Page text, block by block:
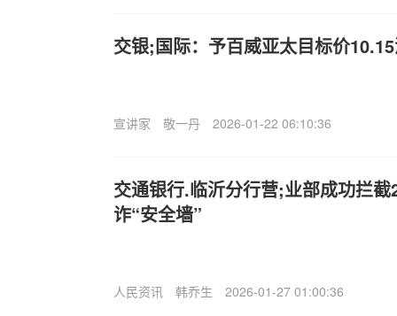
交银;国际：予百威亚太目标价
宣讲家 敬一丹 2026-01-22 06:10:36
交通银行.临沂分行营;业部成功拦
诈“安全墙”
人民资讯 韩乔生 2026-01-27 01:00:36